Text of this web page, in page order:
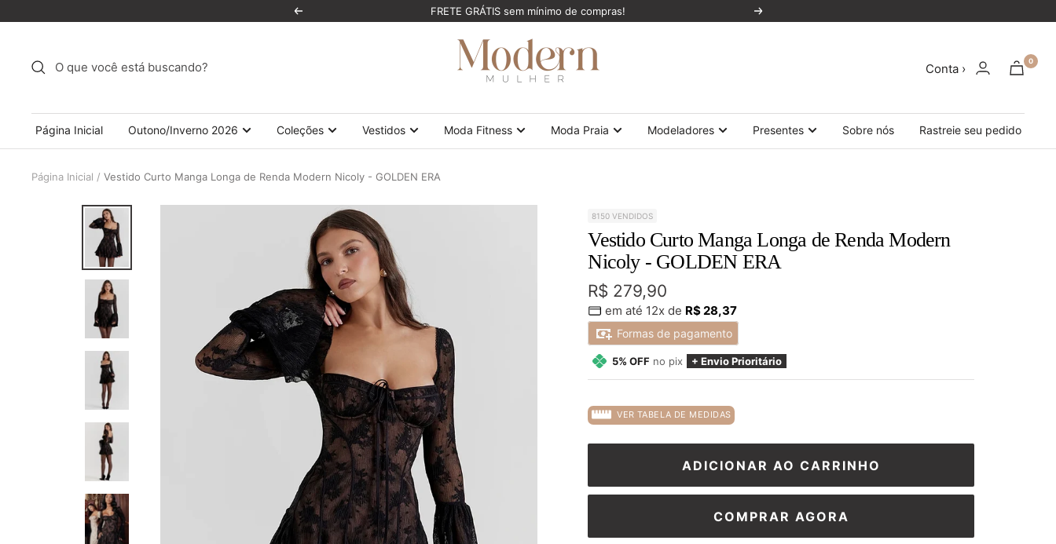
conteúdo
Anterior FRETE GRÁTIS sem mínimo de compras! Próxima
ModernMulher
Conta ›
0
Página Inicial Outono/Inverno 2026 Coleções Vestidos Moda Fitness Moda Praia Modeladores Presentes Sobre nós Rastreie seu pedido
Página Inicial Vestido Curto Manga Longa de Renda Modern Nicoly - GOLDEN ERA
8150 VENDIDOS
Vestido Curto Manga Longa de Renda Modern
Nicoly - GOLDEN ERA
Preço
promocional
R$ 279,90
em até 12x de R$ 28,37
Formas de pagamento
5% OFF no pix + Envio Prioritário
VER TABELA DE MEDIDAS
ADICIONAR AO CARRINHO
COMPRAR AGORA